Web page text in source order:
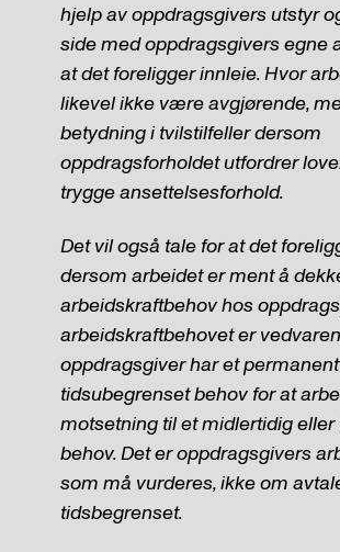
hjelp av oppdragsgivers utstyr
side med oppdragsgivers egne
at det foreligger innleie. Hvor
likevel ikke være avgjørende,
betydning i tvilstilfeller dersom
oppdragsforholdet utfordrer
trygge ansettelsesforhold.
Det vil også tale for at det
dersom arbeidet er ment å
arbeidskraftbehov hos
arbeidskraftbehovet er
oppdragsgiver har et
tidsubegrenset behov for at
motsetning til et midlertidig
behov. Det er oppdragsgivers
som må vurderes, ikke om
tidsbegrenset.